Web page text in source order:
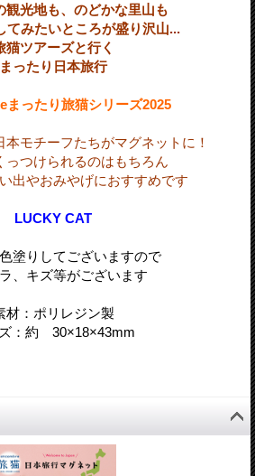
観光地も、のどかな里山も
てみたいところが盛り沢山...
猫ツアーズと行く
まったり日本旅行
ったり旅猫シリーズ2025
本モチーフたちがマグネットに！
っつけられるのはもちろん
出やおみやげにおすすめです
LUCKY CAT
塗りしてございますので
、キズ等がございます
材：ポリレジン製
：約 30×18×43mm